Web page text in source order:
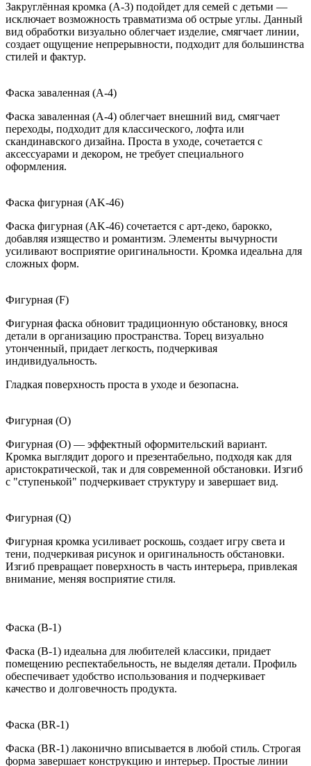
Закруглённая кромка (A-3) подойдет для семей с детьми —
исключает возможность травматизма об острые углы. Данный
вид обработки визуально облегчает изделие, смягчает линии,
создает ощущение непрерывности, подходит для большинства
стилей и фактур.
Фаска заваленная (A-4)
Фаска заваленная (A-4) облегчает внешний вид, смягчает
переходы, подходит для классического, лофта или
скандинавского дизайна. Проста в уходе, сочетается с
аксессуарами и декором, не требует специального
оформления.
Фаска фигурная (AK-46)
Фаска фигурная (AK-46) сочетается с арт-деко, барокко,
добавляя изящество и романтизм. Элементы вычурности
усиливают восприятие оригинальности. Кромка идеальна для
сложных форм.
Фигурная (F)
Фигурная фаска обновит традиционную обстановку, внося
детали в организацию пространства. Торец визуально
утонченный, придает легкость, подчеркивая
индивидуальность.
Гладкая поверхность проста в уходе и безопасна.
Фигурная (O)
Фигурная (O) — эффектный оформительский вариант.
Кромка выглядит дорого и презентабельно, подходя как для
аристократической, так и для современной обстановки. Изгиб
с "ступенькой" подчеркивает структуру и завершает вид.
Фигурная (Q)
Фигурная кромка усиливает роскошь, создает игру света и
тени, подчеркивая рисунок и оригинальность обстановки.
Изгиб превращает поверхность в часть интерьера, привлекая
внимание, меняя восприятие стиля.
Фаска (B-1)
Фаска (B-1) идеальна для любителей классики, придает
помещению респектабельность, не выделяя детали. Профиль
обеспечивает удобство использования и подчеркивает
качество и долговечность продукта.
Фаска (BR-1)
Фаска (BR-1) лаконично вписывается в любой стиль. Строгая
форма завершает конструкцию и интерьер. Простые линии